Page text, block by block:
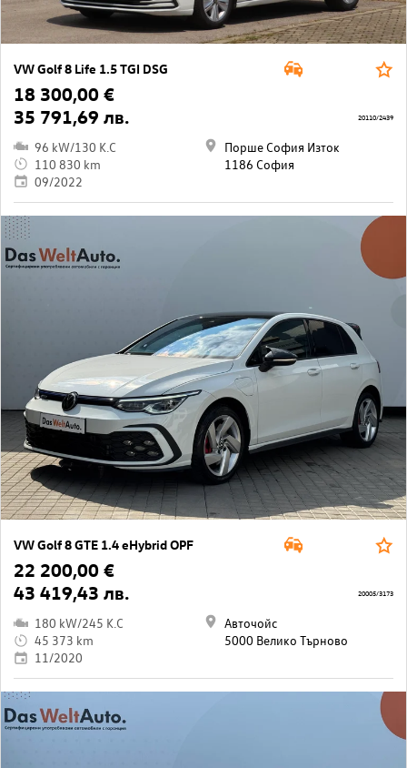
VW Golf 8 Life 1.5 TGI DSG
18 300,00 €
35 791,69 лв.
96 kW/130 K.C
110 830 km
09/2022
Порше София Изток
1186 София
20110/2439
VW Golf 8 GTE 1.4 eHybrid OPF
22 200,00 €
43 419,43 лв.
180 kW/245 K.C
45 373 km
11/2020
Авточойс
5000 Велико Търново
20005/3173